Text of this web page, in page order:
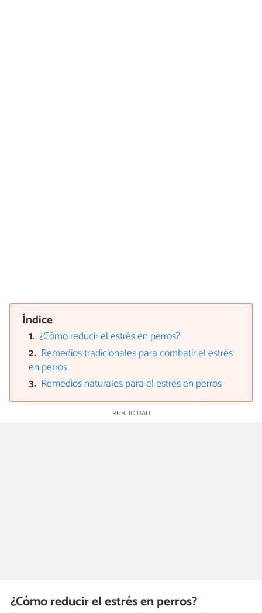
Índice
¿Cómo reducir el estrés en perros?
Remedios tradicionales para combatir el estrés
en perros
Remedios naturales para el estrés en perros
¿Cómo reducir el estrés en perros?